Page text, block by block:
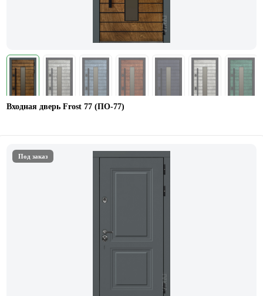
Входная дверь Frost 77 (ПО-77)
Под заказ